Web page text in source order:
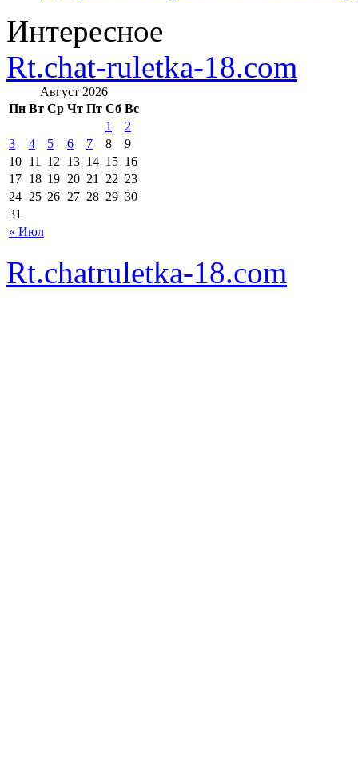
Интересное
Rt.chat-ruletka-18.com
Август 2026
Пн Вт Ср Чт Пт Сб Вс
« Июл
1
2
3
4 5 6 7 8
9
10 11 12 13 14 15 16
17 18 19 20 21 22 23
24 25 26 27 28 29 30
31
Rt.chatruletka-18.com